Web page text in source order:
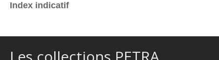
Index indicatif